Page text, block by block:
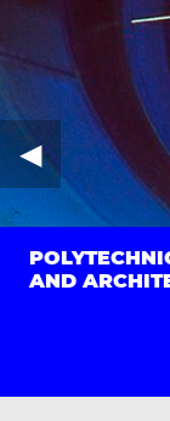
AND
◀︎